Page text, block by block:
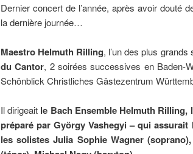
Dernier concert de l’année, après avoir douté
la dernière journée…
Maestro Helmuth Rilling, l’un des plus
du Cantor, 2 soirées successives en Baden-
Schönblick Christliches Gästezentrum
Il dirigeait le Bach Ensemble Helmuth
préparé par György Vashegyi – qui
les solistes Julia Sophie Wagner